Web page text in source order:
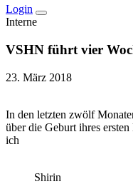
Login
Interne
VSHN führt vier
23. März 2018
In den letzten zwölf
über die Geburt ihres
ich
Shirin